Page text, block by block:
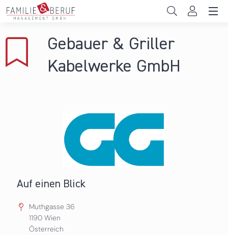
Direkt zum Inhalt
Gemeinden
Gebauer & Griller
Kabelwerke GmbH
Auf einen Blick
Muthgasse 36
1190 Wien
Österreich